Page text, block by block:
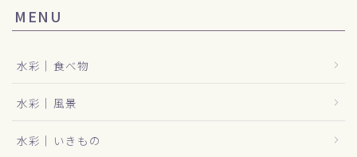
MENU
水彩｜食べ物
水彩｜風景
水彩｜いきもの